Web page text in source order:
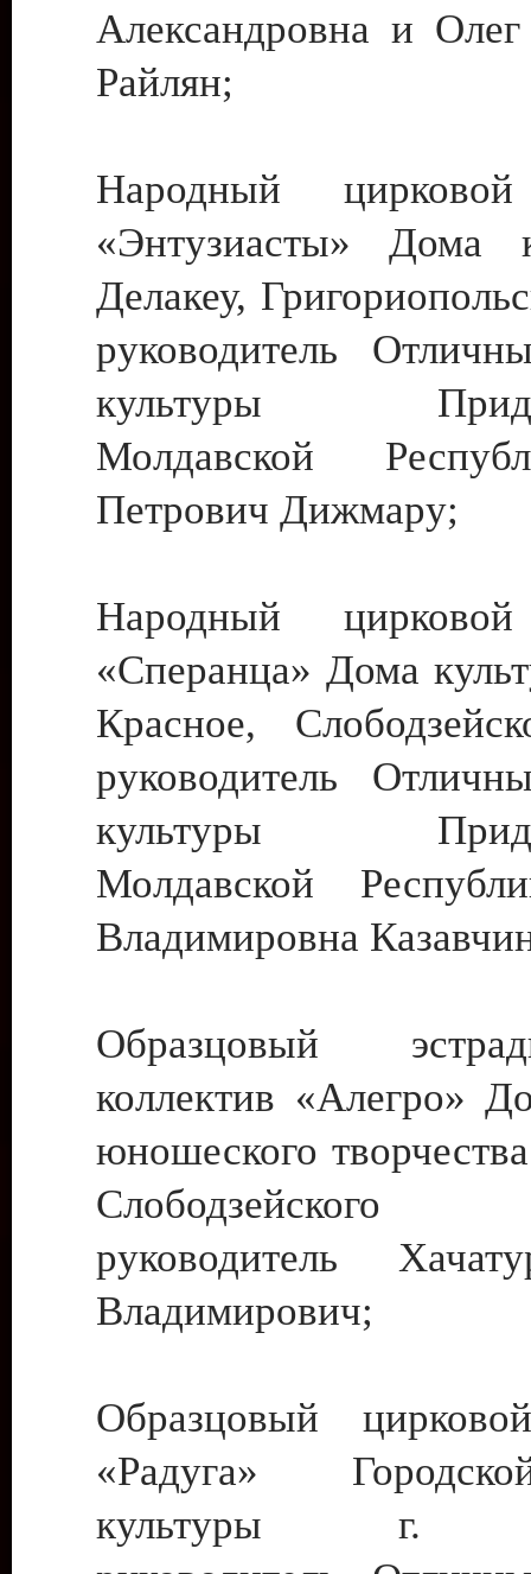
Александровна и
Райлян;
Народный цирковой
«Энтузиасты» Дома
Делакеу,
руководитель
культуры
Молдавской
Петрович Дижмару;
Народный цирковой
«Сперанца» Дома
Красное,
руководитель
культуры
Молдавской
Владимировна
Образцовый
коллектив «Алегро»
юношеского
руководитель
Владимирович;
Образцовый
«Радуга»
культуры г.